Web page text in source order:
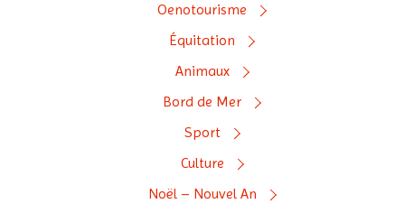
Oenotourisme
Équitation
Animaux
Bord de Mer
Sport
Culture
Noël – Nouvel An